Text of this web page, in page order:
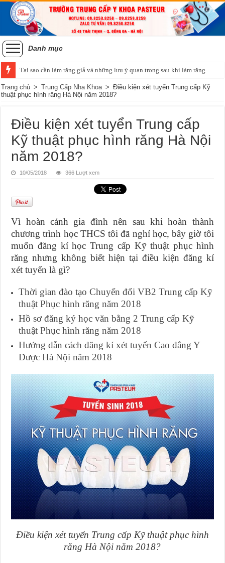
Danh mục
Tại sao cần làm răng giả và những lưu ý quan trọng sau khi làm răng
Trang chủ > Trung Cấp Nha Khoa > Điều kiện xét tuyển Trung cấp Kỹ
thuật phục hình răng Hà Nội năm 2018?
Điều kiện xét tuyển Trung cấp
Kỹ thuật phục hình răng Hà Nội
năm 2018?
10/05/2018 366 Lượt xem
Vì hoàn cảnh gia đình nên sau khi hoàn thành
chương trình học THCS tôi đã nghỉ học, bây giờ tôi
muốn đăng kí học Trung cấp Kỹ thuật phục hình
răng nhưng không biết hiện tại điều kiện đăng kí
xét tuyển là gì?
Thời gian đào tạo Chuyển đổi VB2 Trung cấp Kỹ
thuật Phục hình răng năm 2018
Hồ sơ đăng ký học văn bằng 2 Trung cấp Kỹ
thuật Phục hình răng năm 2018
Hướng dẫn cách đăng kí xét tuyển Cao đẳng Y
Dược Hà Nội năm 2018
Điều kiện xét tuyển Trung cấp Kỹ thuật phục hình
răng Hà Nội năm 2018?